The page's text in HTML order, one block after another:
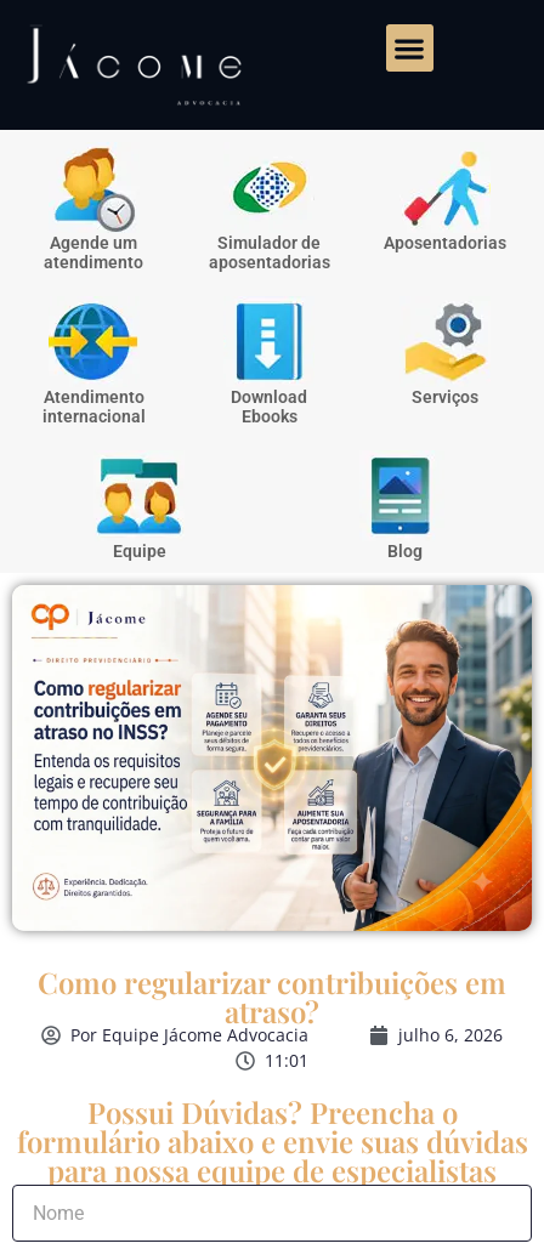
Agende um
atendimento
Simulador de
aposentadorias
Aposentadorias
Atendimento
internacional
Download
Ebooks
Serviços
Equipe Blog
Como regularizar contribuições em
atraso?
Por Equipe Jácome Advocacia
julho 6, 2026
11:01
Possui Dúvidas? Preencha o
formulário abaixo e envie suas dúvidas
para nossa equipe de especialistas